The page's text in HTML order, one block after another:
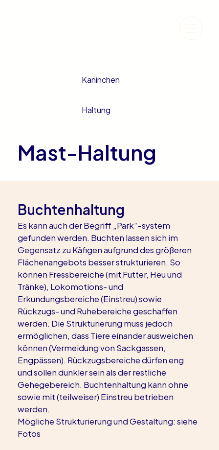
Kaninchen
Haltung
Mast-Haltung
Buchtenhaltung
Es kann auch der Begriff „Park“-system
gefunden werden. Buchten lassen sich im
Gegensatz zu Käfigen aufgrund des größeren
Flächenangebots besser strukturieren. So
können Fressbereiche (mit Futter, Heu und
Tränke), Lokomotions- und
Erkundungsbereiche (Einstreu) sowie
Rückzugs- und Ruhebereiche geschaffen
werden. Die Strukturierung muss jedoch
ermöglichen, dass Tiere einander ausweichen
können (Vermeidung von Sackgassen,
Engpässen). Rückzugsbereiche dürfen eng
und sollen dunkler sein als der restliche
Gehegebereich. Buchtenhaltung kann ohne
sowie mit (teilweiser) Einstreu betrieben
werden.
Mögliche Strukturierung und Gestaltung: siehe
Fotos